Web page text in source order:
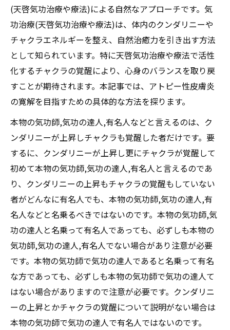
(天啓気功治療や療法)による自然なアプローチです。気
功治療(天啓気功治療や療法)は、体内のクンダリニーや
チャクラエネルギーを整え、自然治癒力を引き出す方法
として知られています。特に天啓気功治療や療法で活性
化するチャクラの覚醒により、心身のバランスを取り戻
すことが期待されます。本記事では、アトピー性皮膚炎
の寛解を目指すための具体的な方法を探ります。
本物の気功師,気功の達人,有名人などと言えるのは、ク
ンダリニーが上昇しチャクラも覚醒した者だけです。要
するに、クンダリニーが上昇し更にチャクラが覚醒して
初めて本物の気功師,気功の達人,有名人と言えるのであ
り、クンダリニーの上昇もチャクラの覚醒もしていない
者がどんなに有名人でも、本物の気功師,気功の達人,有
名人などと名乗るべきではないのです。本物の気功師,気
功の達人と名乗って有名人であっても、必ずしも本物の
気功師,気功の達人,有名人でない場合があり注意が必要
です。本物の気功師で気功の達人であると名乗って有名
な方であっても、必ずしも本物の気功師で気功の達人て
はない場合がありますので注意が必要です。クンダリニ
ーの上昇とかチャクラの覚醒について説明がない場合は
本物の気功師で気功の達人で有名人ではないのです。